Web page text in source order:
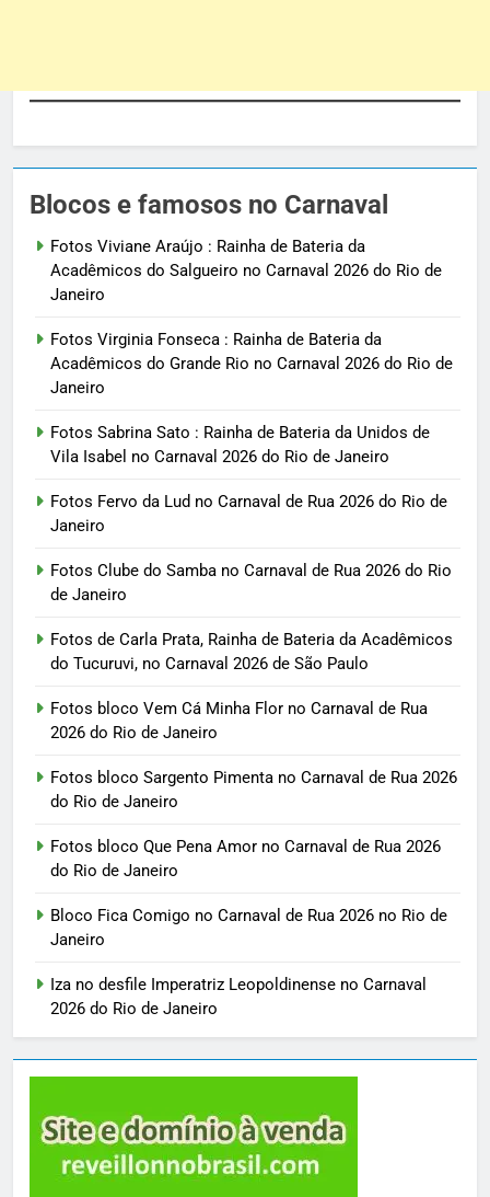
Blocos e famosos no Carnaval
Fotos Viviane Araújo : Rainha de Bateria da
Acadêmicos do Salgueiro no Carnaval 2026 do Rio de
Janeiro
Fotos Virginia Fonseca : Rainha de Bateria da
Acadêmicos do Grande Rio no Carnaval 2026 do Rio de
Janeiro
Fotos Sabrina Sato : Rainha de Bateria da Unidos de
Vila Isabel no Carnaval 2026 do Rio de Janeiro
Fotos Fervo da Lud no Carnaval de Rua 2026 do Rio de
Janeiro
Fotos Clube do Samba no Carnaval de Rua 2026 do Rio
de Janeiro
Fotos de Carla Prata, Rainha de Bateria da Acadêmicos
do Tucuruvi, no Carnaval 2026 de São Paulo
Fotos bloco Vem Cá Minha Flor no Carnaval de Rua
2026 do Rio de Janeiro
Fotos bloco Sargento Pimenta no Carnaval de Rua 2026
do Rio de Janeiro
Fotos bloco Que Pena Amor no Carnaval de Rua 2026
do Rio de Janeiro
Bloco Fica Comigo no Carnaval de Rua 2026 no Rio de
Janeiro
Iza no desfile Imperatriz Leopoldinense no Carnaval
2026 do Rio de Janeiro